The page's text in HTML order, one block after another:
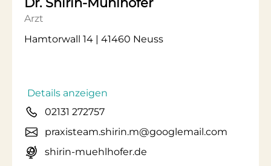
Arzt
Hamtorwall 14 | 41460 Neuss
Details anzeigen
02131 272757
praxisteam.shirin.m@googlemail.com
shirin-muehlhofer.de